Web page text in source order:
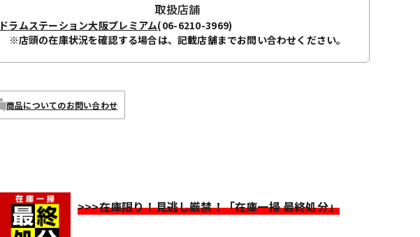
取扱店舗
ドラムステーション大阪プレミアム(06-6210-3969)
※店頭の在庫状況を確認する場合は、記載店舗までお問い合わせください。
商品についてのお問い合わせ
>>>在庫限り！見逃し厳禁！「在庫一掃 最終処分」